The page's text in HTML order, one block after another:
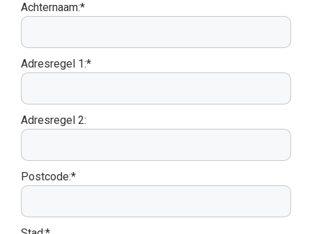
Achternaam:*
Adresregel 1:*
Adresregel 2:
Postcode:*